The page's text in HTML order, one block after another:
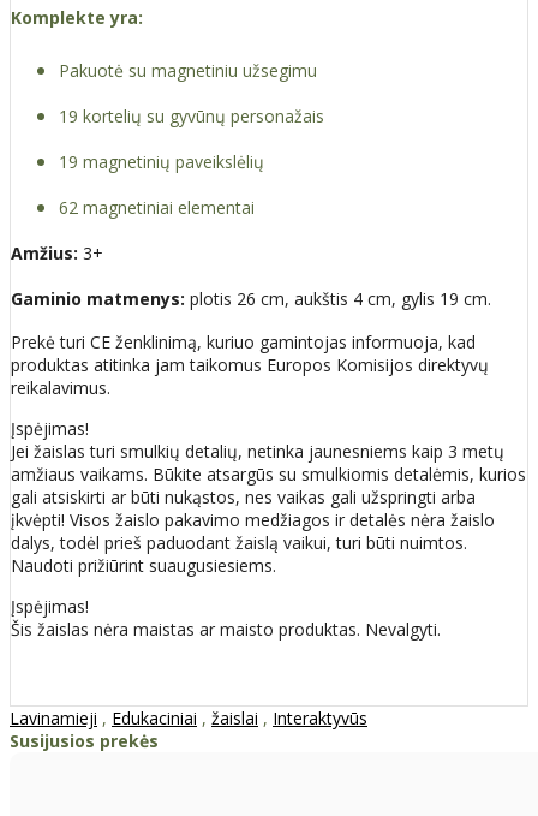
Komplekte yra:
Pakuotė su magnetiniu užsegimu
19 kortelių su gyvūnų personažais
19 magnetinių paveikslėlių
62 magnetiniai elementai
Amžius: 3+
Gaminio matmenys: plotis 26 cm, aukštis 4 cm, gylis 19 cm.
Prekė turi CE ženklinimą, kuriuo gamintojas informuoja, kad
produktas atitinka jam taikomus Europos Komisijos direktyvų
reikalavimus.
Įspėjimas!
Jei žaislas turi smulkių detalių, netinka jaunesniems kaip 3 metų
amžiaus vaikams. Būkite atsargūs su smulkiomis detalėmis, kurios
gali atsiskirti ar būti nukąstos, nes vaikas gali užspringti arba
įkvėpti! Visos žaislо pakavimo medžiagos ir detalės nėra žaislo
dalys, todėl prieš paduodant žaislą vaikui, turi būti nuimtos.
Naudoti prižiūrint suaugusiesiems.
Įspėjimas!
Šis žaislas nėra maistas ar maisto produktas. Nevalgyti.
Lavinamieji , Edukaciniai , žaislai , Interaktyvūs
Susijusios prekės